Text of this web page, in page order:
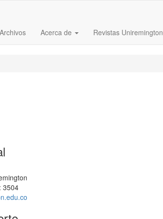
Archivos Acerca de Revistas Uniremington
3504